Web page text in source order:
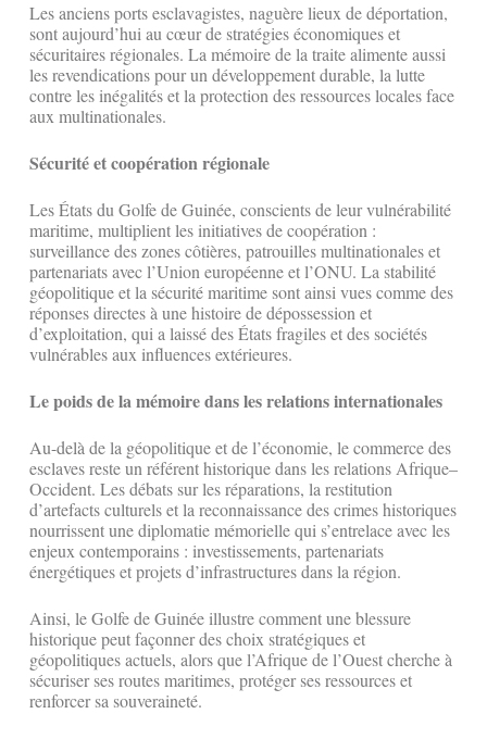
Les anciens ports esclavagistes, naguère lieux de déportation,
sont aujourd’hui au cœur de stratégies économiques et
sécuritaires régionales. La mémoire de la traite alimente aussi
les revendications pour un développement durable, la lutte
contre les inégalités et la protection des ressources locales face
aux multinationales.
Sécurité et coopération régionale
Les États du Golfe de Guinée, conscients de leur vulnérabilité
maritime, multiplient les initiatives de coopération :
surveillance des zones côtières, patrouilles multinationales et
partenariats avec l’Union européenne et l’ONU. La stabilité
géopolitique et la sécurité maritime sont ainsi vues comme des
réponses directes à une histoire de dépossession et
d’exploitation, qui a laissé des États fragiles et des sociétés
vulnérables aux influences extérieures.
Le poids de la mémoire dans les relations internationales
Au-delà de la géopolitique et de l’économie, le commerce des
esclaves reste un référent historique dans les relations Afrique–
Occident. Les débats sur les réparations, la restitution
d’artefacts culturels et la reconnaissance des crimes historiques
nourrissent une diplomatie mémorielle qui s’entrelace avec les
enjeux contemporains : investissements, partenariats
énergétiques et projets d’infrastructures dans la région.
Ainsi, le Golfe de Guinée illustre comment une blessure
historique peut façonner des choix stratégiques et
géopolitiques actuels, alors que l’Afrique de l’Ouest cherche à
sécuriser ses routes maritimes, protéger ses ressources et
renforcer sa souveraineté.